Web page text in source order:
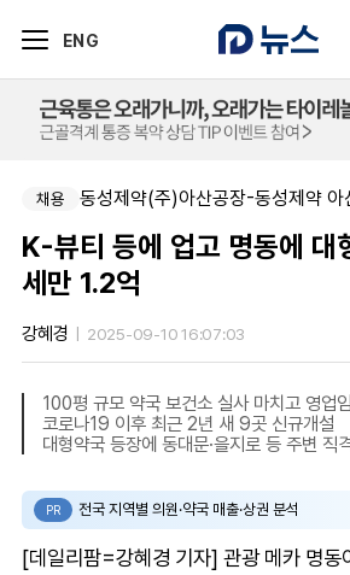
ENG
채용 동성제약(주)아산공장-동성제약 아
K-뷰티 등에 업고 명동에 대
세만 1.2억
강혜경 2025-09-10 16:07:03
100평 규모 약국 보건소 실사 마치고 영업
코로나19 이후 최근 2년 새 9곳 신규개설
대형약국 등장에 동대문·을지로 등 주변 직
PR 전국 지역별 의원·약국 매출·상권 분석
[데일리팜=강혜경 기자] 관광 메카 명동